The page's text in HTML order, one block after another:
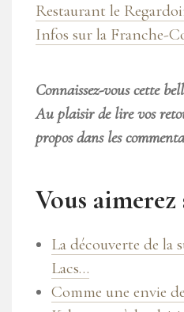
Restaurant le
Infos sur la Franche-
Connaissez-vous cette
Au plaisir de lire vos
propos dans les
Vous aimerez
La découverte de la
Lacs…
Comme une envie